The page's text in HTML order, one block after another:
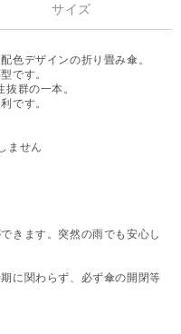
サイズ
色デザインの折り畳み傘。
です。
群の一本。
です。
ません
きます。突然の雨でも安心し
に関わらず、必ず傘の開閉等